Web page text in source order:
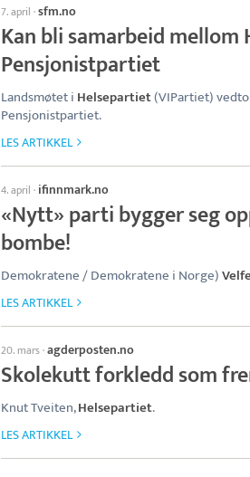
7. april ·sfm.no
Kan bli samarbeid
Pensjonistpartiet
Landsmøtet i Helsepartiet(VIPartiet)
Pensjonistpartiet.
LES ARTIKKEL
4. april · ifinnmark.no
«Nytt» parti bygger seg
bombe!
Demokratene / Demokratene i Norge)
LES ARTIKKEL
20. mars·agderposten.no
Skolekutt forkledd som
Knut Tveiten,Helsepartiet.
LES ARTIKKEL